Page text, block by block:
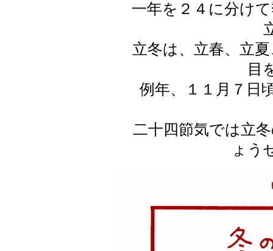
一年を２４に分けて
立冬は、立春、立夏
目
例年、１１月７日
二十四節気では立
ょう